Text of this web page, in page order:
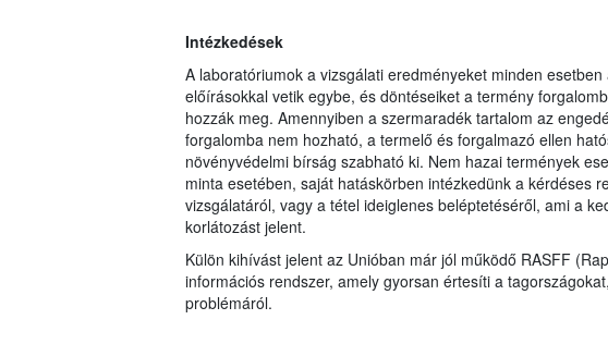
Intézkedések
A laboratóriumok a vizsgálati eredményeket minden
előírásokkal vetik egybe, és döntéseiket a termény
hozzák meg. Amennyiben a szermaradék tartalom az
forgalomba nem hozható, a termelő és forgalmazó ellen
növényvédelmi bírság szabható ki. Nem hazai termények
minta esetében, saját hatáskörben intézkedünk a kérdéses
vizsgálatáról, vagy a tétel ideiglenes beléptetéséről, ami a
korlátozást jelent.
Külön kihívást jelent az Unióban már jól működő RASFF
információs rendszer, amely gyorsan értesíti a
problémáról.